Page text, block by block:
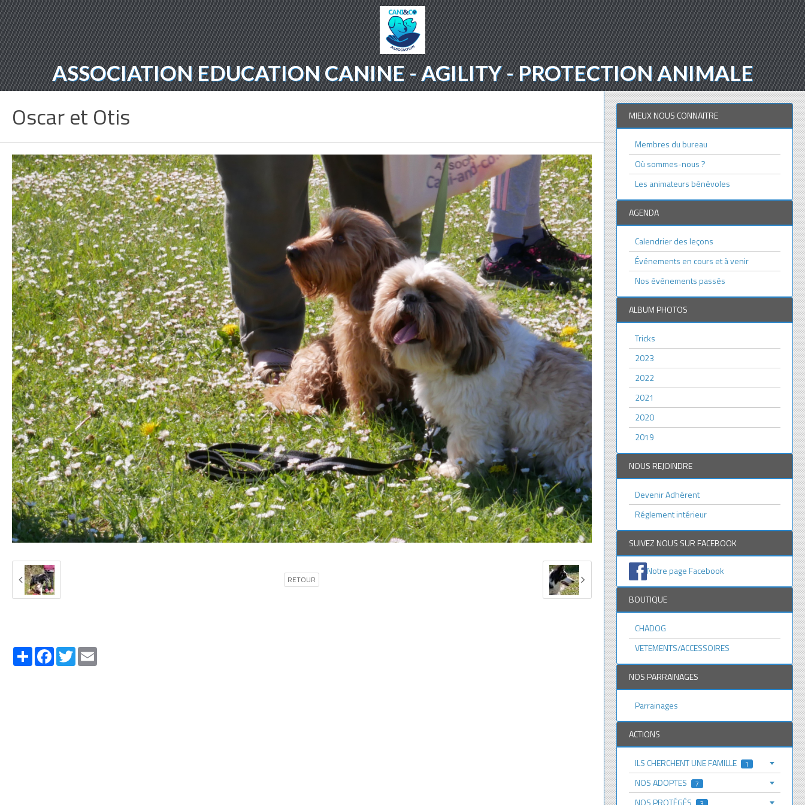
ASSOCIATION EDUCATION CANINE - AGILITY - PROTECTION ANIMALE
Oscar et Otis
RETOUR
PartagerFacebook
Twitter
MIEUX NOUS CONNAITRE
Membres du bureau
Où sommes-nous ?
Les animateurs bénévoles
AGENDA
Calendrier des leçons
Événements en cours et à venir
Nos événements passés
ALBUM PHOTOS
Tricks
2023
2022
2021
2020
2019
NOUS REJOINDRE
Devenir Adhérent
Réglement intérieur
SUIVEZ NOUS SUR FACEBOOK
Notre page Facebook
BOUTIQUE
CHADOG
VETEMENTS/ACCESSOIRES
NOS PARRAINAGES
Parrainages
ACTIONS
ILS CHERCHENT UNE FAMILLE 1
NOS ADOPTES 7
NOS PROTÉGÉS